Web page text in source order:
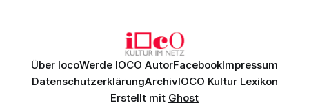
Über IocoWerde IOCO AutorFacebookImpressum
DatenschutzerklärungArchivIOCO Kultur Lexikon
Erstellt mit Ghost